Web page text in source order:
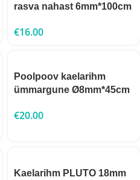
rasva nahast 6mm*100cm
€16.00
Poolpoov kaelarihm
ümmargune Ø8mm*45cm
€20.00
Kaelarihm PLUTO 18mm